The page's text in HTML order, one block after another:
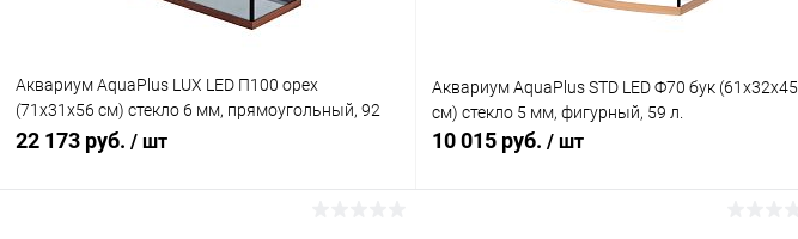
Аквариум AquaPlus LUX LED П100 орех
(71х31х56 см) стекло 6 мм, прямоугольный, 92
л., аквар. коврик
22 173 руб. / шт
Аквариум AquaPlus STD LED Ф70 бук (61х32х45
см) стекло 5 мм, фигурный, 59 л.
10 015 руб. / шт